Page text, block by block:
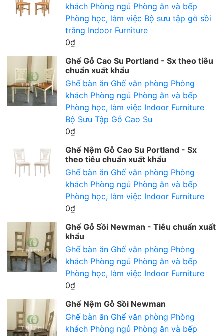
khách Phòng ngủ Phòng ăn và bếp
Phòng học, làm việc Bộ sưu tập gỗ sồi
trắng Indoor Furniture
0₫
Ghế Gỗ Cao Su Portland - Sx theo tiêu
chuẩn xuất khẩu
Ghế bàn ăn Ghế văn phòng Phòng
khách Phòng ngủ Phòng ăn và bếp
Phòng học, làm việc Indoor Furniture
Bộ Sưu Tập Gỗ Cao Su
0₫
Ghế Nệm Gỗ Cao Su Portland - Sx
theo tiêu chuẩn xuất khẩu
Ghế bàn ăn Ghế văn phòng Phòng
khách Phòng ngủ Phòng ăn và bếp
Phòng học, làm việc Indoor Furniture
0₫
Ghế Gỗ Sồi Newman - Tiêu chuẩn xuất
khẩu
Ghế bàn ăn Ghế văn phòng Phòng
khách Phòng ngủ Phòng ăn và bếp
Phòng học, làm việc Indoor Furniture
0₫
Ghế Nệm Gỗ Sồi Newman
Ghế bàn ăn Ghế văn phòng Phòng
khách Phòng ngủ Phòng ăn và bếp